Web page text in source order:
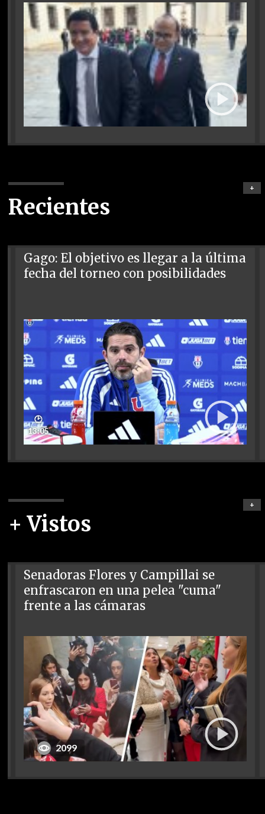
Recientes
+
Gago: El objetivo es llegar a la última
fecha del torneo con posibilidades
🕑
13:05
+ Vistos
+
Senadoras Flores y Campillai se
enfrascaron en una pelea "cuma"
frente a las cámaras
2099